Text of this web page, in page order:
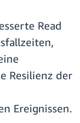
Read
Resilienz der
Ereignissen.